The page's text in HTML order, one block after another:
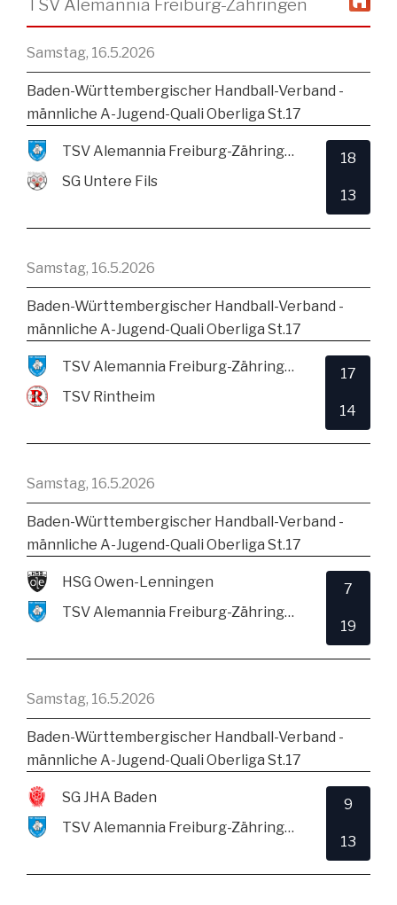
TSV Alemannia Freiburg-Zähringen
Samstag, 16.5.2026
Baden-Württembergischer Handball-Verband -
männliche A-Jugend-Quali Oberliga St.17
TSV Alemannia Freiburg-Zähringen
SG Untere Fils
18
13
Samstag, 16.5.2026
Baden-Württembergischer Handball-Verband -
männliche A-Jugend-Quali Oberliga St.17
TSV Alemannia Freiburg-Zähringen
TSV Rintheim
17
14
Samstag, 16.5.2026
Baden-Württembergischer Handball-Verband -
männliche A-Jugend-Quali Oberliga St.17
HSG Owen-Lenningen
TSV Alemannia Freiburg-Zähringen
7
19
Samstag, 16.5.2026
Baden-Württembergischer Handball-Verband -
männliche A-Jugend-Quali Oberliga St.17
SG JHA Baden
TSV Alemannia Freiburg-Zähringen
9
13